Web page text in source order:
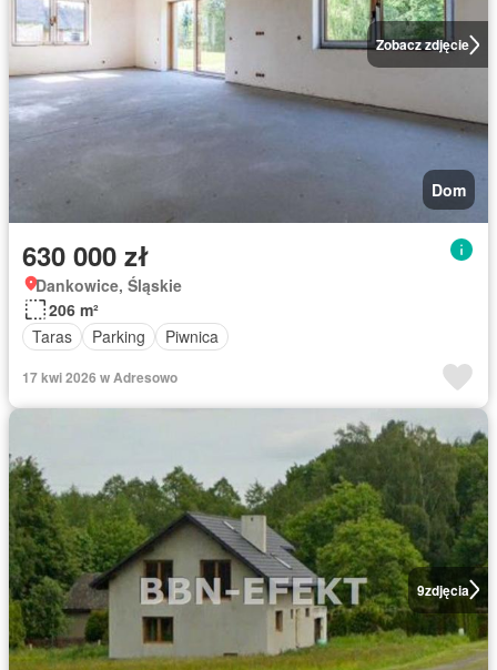
Zobacz zdjęcie
Dom
630 000 zł
Dankowice, Śląskie
206 m²
Taras
Parking Piwnica
17 kwi 2026 w Adresowo
9zdjęcia